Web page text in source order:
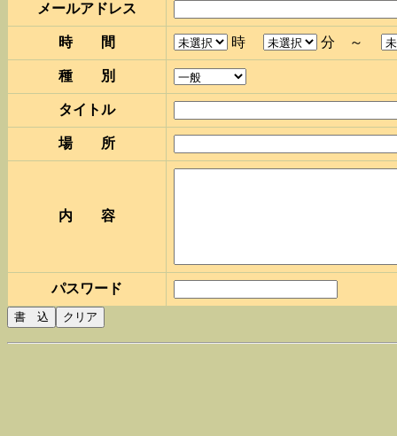
メールアドレス
時 間 時 分 ～
種 別
タイトル
場 所
内 容
パスワード